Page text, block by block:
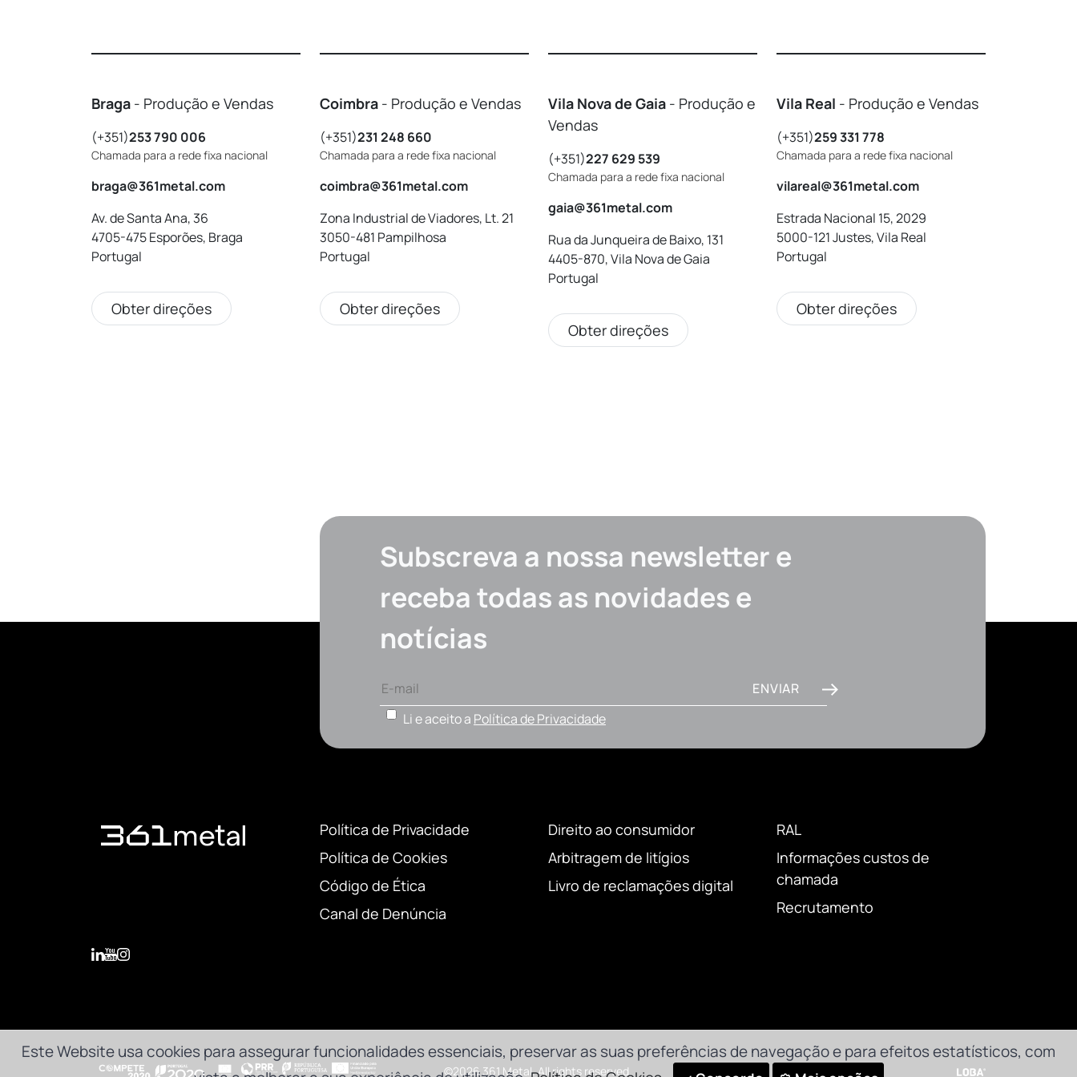
Braga - Produção e Vendas
(+351)253 790 006
Chamada para a rede fixa nacional
braga@361metal.com
Av. de Santa Ana, 36
4705-475 Esporões, Braga
Portugal
Obter direções
Coimbra - Produção e Vendas
(+351)231 248 660
Chamada para a rede fixa nacional
coimbra@361metal.com
Zona Industrial de Viadores, Lt. 21
3050-481 Pampilhosa
Portugal
Obter direções
Vila Nova de Gaia - Produção e
Vendas
(+351)227 629 539
Chamada para a rede fixa nacional
gaia@361metal.com
Rua da Junqueira de Baixo, 131
4405-870, Vila Nova de Gaia
Portugal
Obter direções
Vila Real - Produção e Vendas
(+351)259 331 778
Chamada para a rede fixa nacional
vilareal@361metal.com
Estrada Nacional 15, 2029
5000-121 Justes, Vila Real
Portugal
Obter direções
Subscreva a nossa newsletter e
receba todas as novidades e
notícias
ENVIAR
Li e aceito a Política de Privacidade
Política de Privacidade
Política de Cookies
Código de Ética
Canal de Denúncia
Direito ao consumidor
Arbitragem de litígios
Livro de reclamações digital
RAL
Informações custos de
chamada
Recrutamento
©2026 361 Metal. All rights reserved.
Este Website usa cookies para assegurar funcionalidades essenciais, preservar as suas preferências de navegação e para efeitos estatísticos, com